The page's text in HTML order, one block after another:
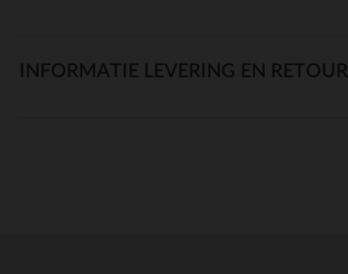
INFORMATIE LEVERING EN RETOUR